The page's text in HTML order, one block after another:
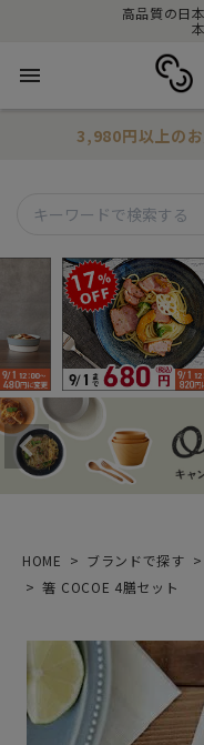
高品質の日
menu
3,980円以上の
HOME ブランドで探す
箸 COCOE 4膳セット